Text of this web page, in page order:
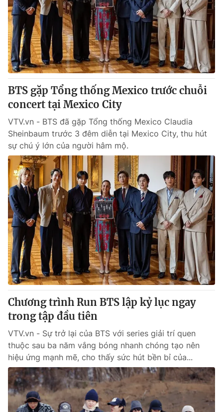
BTS gặp Tổng thống Mexico trước chuỗi
concert tại Mexico City
VTV.vn - BTS đã gặp Tổng thống Mexico Claudia
Sheinbaum trước 3 đêm diễn tại Mexico City, thu hút
sự chú ý lớn của người hâm mộ.
Chương trình Run BTS lập kỷ lục ngay
trong tập đầu tiên
VTV.vn - Sự trở lại của BTS với series giải trí quen
thuộc sau ba năm vắng bóng nhanh chóng tạo nên
hiệu ứng mạnh mẽ, cho thấy sức hút bền bỉ của...